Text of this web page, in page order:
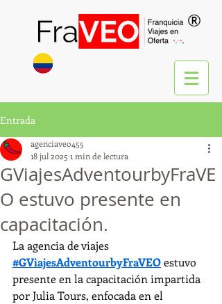
®
Entrada
GViajesAdventourbyFraVE
O estuvo presente en
capacitación.
agenciaveo455
18 jul 2025 1 min de lectura
La agencia de viajes
#GViajesAdventourbyFraVEO estuvo
presente en la capacitación impartida
por Julia Tours, enfocada en el